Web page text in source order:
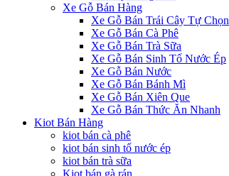
Xe Gỗ Bán Hàng
Xe Gỗ Bán Trái Cây Tự Chọn
Xe Gỗ Bán Cà Phê
Xe Gỗ Bán Trà Sữa
Xe Gỗ Bán Sinh Tố Nước Ép
Xe Gỗ Bán Nước
Xe Gỗ Bán Bánh Mì
Xe Gỗ Bán Xiên Que
Xe Gỗ Bán Thức Ăn Nhanh
Kiot Bán Hàng
kiot bán cà phê
kiot bán sinh tố nước ép
kiot bán trà sữa
Kiot bán gà rán